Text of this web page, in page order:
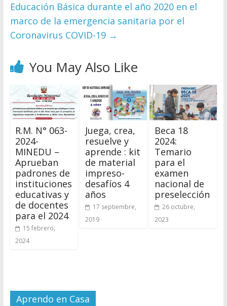
Educación Básica durante el año 2020 en el
marco de la emergencia sanitaria por el
Coronavirus COVID-19 →
You May Also Like
R.M. N° 063-
2024-
MINEDU –
Aprueban
padrones de
instituciones
educativas y
de docentes
para el 2024
15 febrero,
2024
Juega, crea,
resuelve y
aprende : kit
de material
impreso-
desafíos 4
años
17 septiembre,
2019
Beca 18
2024:
Temario
para el
examen
nacional de
preselección
26 octubre,
2023
Aprendo en Casa